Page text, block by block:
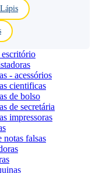
Lápis
- acessórios
cientificas
de bolso
de secretária
impressoras
notas falsas